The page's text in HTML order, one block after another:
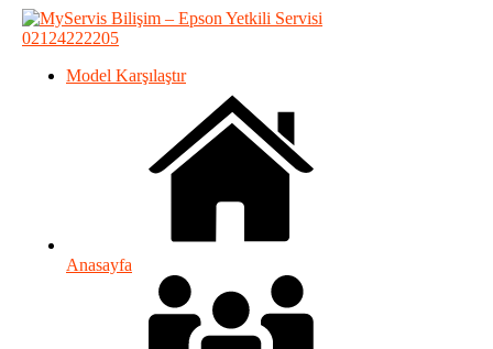
02124222205
Model Karşılaştır
Anasayfa